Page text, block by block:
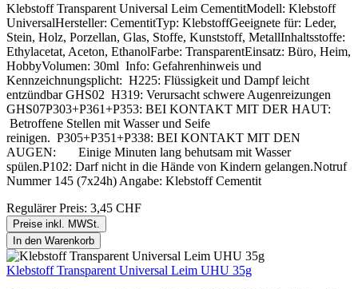
Klebstoff Transparent Universal Leim CementitModell: Klebstoff
UniversalHersteller: CementitTyp: KlebstoffGeeignete für: Leder,
Stein, Holz, Porzellan, Glas, Stoffe, Kunststoff, MetallInhaltsstoffe:
Ethylacetat, Aceton, EthanolFarbe: TransparentEinsatz: Büro, Heim,
HobbyVolumen: 30ml Info: Gefahrenhinweis und
Kennzeichnungsplicht: H225: Flüssigkeit und Dampf leicht
entzündbar GHS02 H319: Verursacht schwere Augenreizungen
GHS07P303+P361+P353: BEI KONTAKT MIT DER HAUT:
Betroffene Stellen mit Wasser und Seife
reinigen. P305+P351+P338: BEI KONTAKT MIT DEN
AUGEN: Einige Minuten lang behutsam mit Wasser
spülen.P102: Darf nicht in die Hände von Kindern gelangen.Notruf
Nummer 145 (7x24h) Angabe: Klebstoff Cementit
Regulärer Preis: 3,45 CHF
Preise inkl. MWSt.
In den Warenkorb
Klebstoff Transparent Universal Leim UHU 35g